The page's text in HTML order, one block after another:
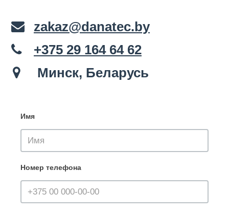
zakaz@danatec.by
+375 29 164 64 62
Минск, Беларусь
Имя
Номер телефона